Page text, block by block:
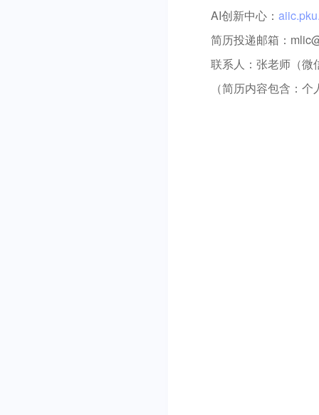
AI创新中心：
简历投递邮箱：
联系人：张老师（微
（简历内容包含：